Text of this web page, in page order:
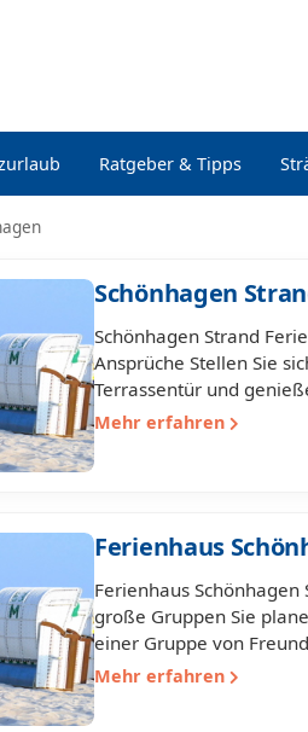
Ratgeber & Tipps
Schönhagen
Schönhagen Strand
Ansprüche Stellen Sie
Terrassentür und
Mehr erfahren
Ferienhaus
Ferienhaus
große Gruppen Sie
einer Gruppe von
Mehr erfahren